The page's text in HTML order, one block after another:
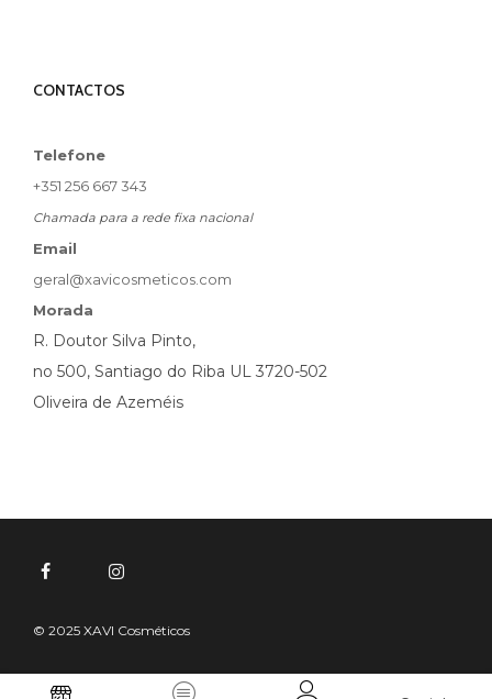
CONTACTOS
Telefone
+351 256 667 343
Chamada para a rede fixa nacional
Email
geral@xavicosmeticos.com
Morada
R. Doutor Silva Pinto,
no 500, Santiago do Riba UL 3720-502
Oliveira de Azeméis
© 2025 XAVI Cosméticos